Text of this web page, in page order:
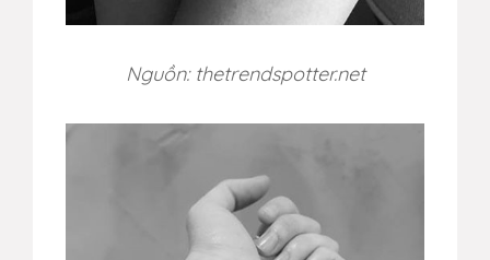
Nguồn: thetrendspotter.net